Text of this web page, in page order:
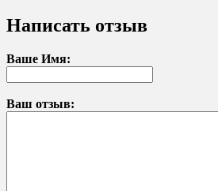
Написать отзыв
Ваше Имя:
Ваш отзыв: